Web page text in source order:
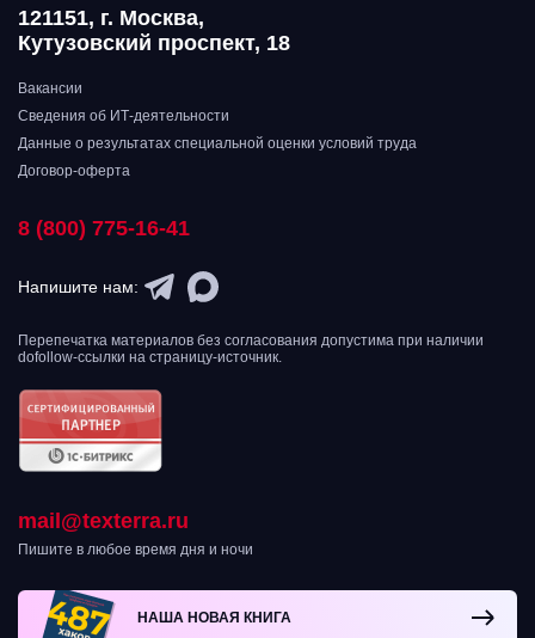
121151, г. Москва,
Кутузовский проспект, 18
Вакансии
Сведения об ИТ-деятельности
Данные о результатах специальной оценки условий труда
Договор-оферта
8 (800) 775-16-41
Напишите нам:
Перепечатка материалов без согласования допустима при наличии
dofollow-ссылки на страницу-источник.
mail@texterra.ru
Пишите в любое время дня и ночи
НАША НОВАЯ КНИГА